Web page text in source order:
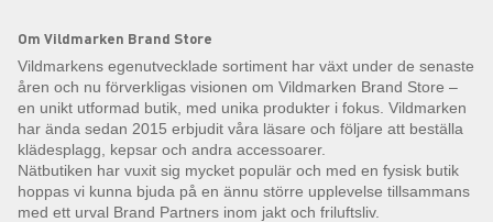
Om Vildmarken Brand Store
Vildmarkens egenutvecklade sortiment har växt under de senaste
åren och nu förverkligas visionen om Vildmarken Brand Store –
en unikt utformad butik, med unika produkter i fokus. Vildmarken
har ända sedan 2015 erbjudit våra läsare och följare att beställa
klädesplagg, kepsar och andra accessoarer.
Nätbutiken har vuxit sig mycket populär och med en fysisk butik
hoppas vi kunna bjuda på en ännu större upplevelse tillsammans
med ett urval Brand Partners inom jakt och friluftsliv.